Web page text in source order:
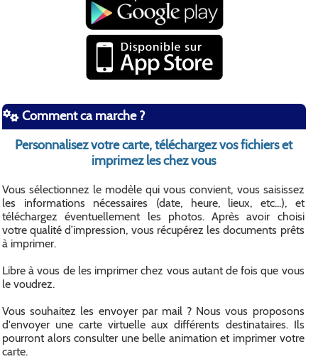
Comment ca marche ?
Personnalisez votre carte, téléchargez vos fichiers et
imprimez les chez vous
Vous sélectionnez le modèle qui vous convient, vous saisissez
les informations nécessaires (date, heure, lieux, etc...), et
téléchargez éventuellement les photos. Après avoir choisi
votre qualité d’impression, vous récupérez les documents prêts
à imprimer.
Libre à vous de les imprimer chez vous autant de fois que vous
le voudrez.
Vous souhaitez les envoyer par mail ? Nous vous proposons
d'envoyer une carte virtuelle aux différents destinataires. Ils
pourront alors consulter une belle animation et imprimer votre
carte.